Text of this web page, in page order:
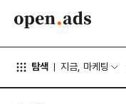
탐색 지금, 마케팅